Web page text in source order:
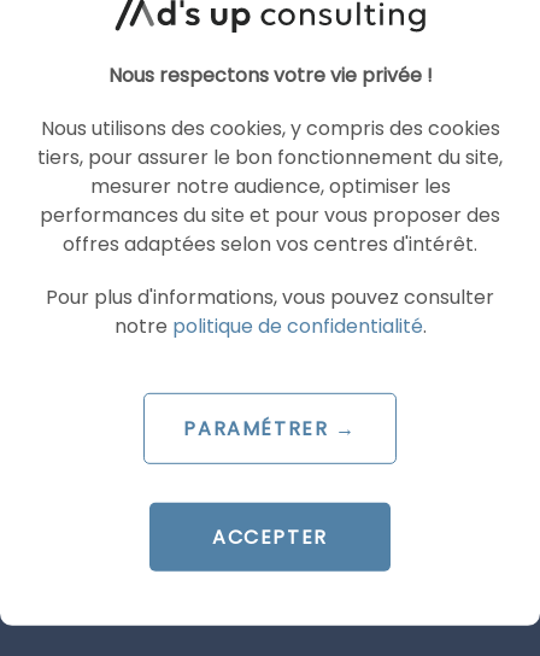
Google Ads coordonne reach
et fréquence sur YouTube
parGuillaume
LIRE L'ARTICLE
SEA GOOGLE ADS
AI Overviews et Mode IA
Nous respectons votre vie privée !
Nous utilisons des cookies, y compris des cookies
tiers, pour assurer le bon fonctionnement du site,
mesurer notre audience, optimiser les
performances du site et pour vous proposer des
offres adaptées selon vos centres d'intérêt.
Pour plus d'informations, vous pouvez consulter
notre politique de confidentialité.
PARAMÉTRER →
ACCEPTER